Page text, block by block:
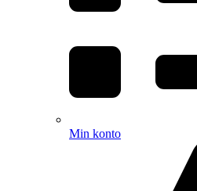
Min konto